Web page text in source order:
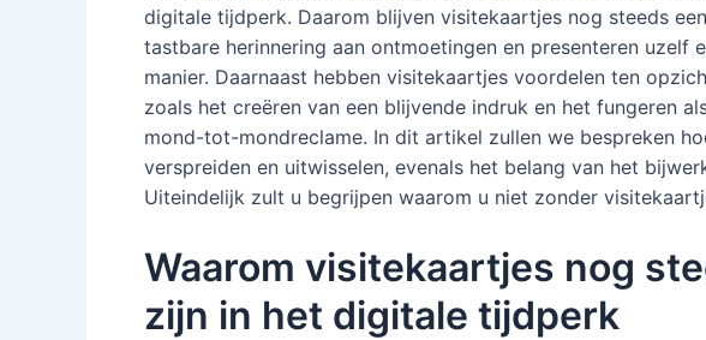
digitale tijdperk. Daarom blijven visitekaartjes nog steeds
tastbare herinnering aan ontmoetingen en presenteren uzelf
manier. Daarnaast hebben visitekaartjes voordelen ten
zoals het creëren van een blijvende indruk en het fungeren
mond-tot-mondreclame. In dit artikel zullen we bespreken
verspreiden en uitwisselen, evenals het belang van het
Uiteindelijk zult u begrijpen waarom u niet zonder
Waarom visitekaartjes nog
zijn in het digitale tijdperk